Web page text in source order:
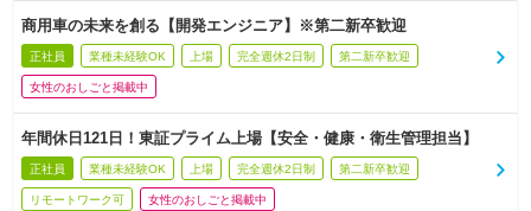
商用車の未来を創る【開発エンジニア】※第二新卒歓迎
正社員 業種未経験OK 上場 完全週休2日制 第二新卒歓迎
女性のおしごと掲載中
年間休日121日！東証プライム上場【安全・健康・衛生管理担当】
正社員 業種未経験OK 上場 完全週休2日制 第二新卒歓迎
リモートワーク可 女性のおしごと掲載中